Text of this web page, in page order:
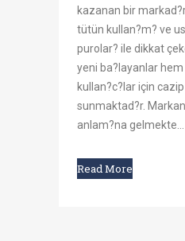
kazanan bir
tütün kullan?m? ve
purolar? ile dikkat
yeni ba?layanlar
kullan?c?lar için
sunmaktad?r.
anlam?na gelmekte...
Read More